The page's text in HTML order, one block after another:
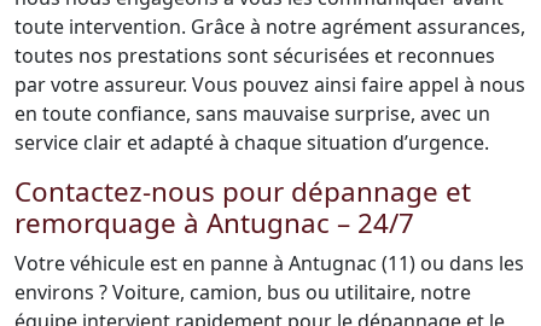
toute intervention. Grâce à notre agrément assurances,
toutes nos prestations sont sécurisées et reconnues
par votre assureur. Vous pouvez ainsi faire appel à nous
en toute confiance, sans mauvaise surprise, avec un
service clair et adapté à chaque situation d’urgence.
Contactez-nous pour dépannage et
remorquage à Antugnac – 24/7
Votre véhicule est en panne à Antugnac (11) ou dans les
environs ? Voiture, camion, bus ou utilitaire, notre